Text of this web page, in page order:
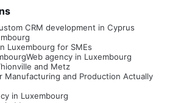
CRM development in Cyprus
Luxembourg for SMEs
Web agency in Luxembourg
and Metz
Manufacturing and Production Actually
in Luxembourg